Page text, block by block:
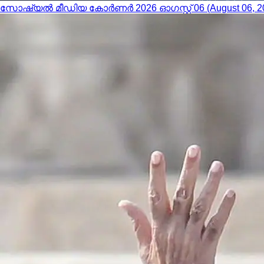
സോഷ്യൽ മീഡിയ കോർണർ 2026 ഓഗസ്റ്റ് 06 (August 06,